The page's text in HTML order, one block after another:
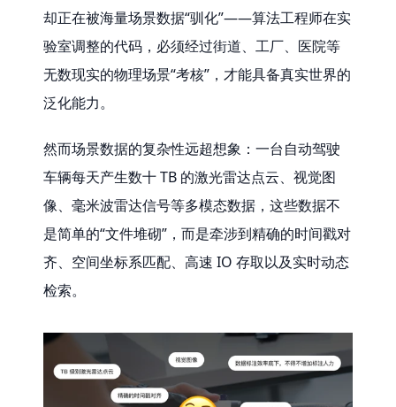
却正在被海量场景数据“驯化”——算法工程师在实
验室调整的代码，必须经过街道、工厂、医院等
无数现实的物理场景“考核”，才能具备真实世界的
泛化能力。
然而场景数据的复杂性远超想象：一台自动驾驶
车辆每天产生数十 TB 的激光雷达点云、视觉图
像、毫米波雷达信号等多模态数据，这些数据不
是简单的“文件堆砌”，而是牵涉到精确的时间戳对
齐、空间坐标系匹配、高速 IO 存取以及实时动态
检索。